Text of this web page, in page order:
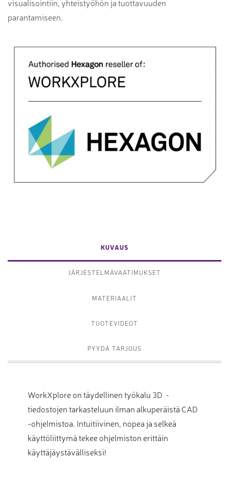
visualisointiin, yhteistyöhön ja tuottavuuden
parantamiseen.
KUVAUS
JÄRJESTELMÄVAATIMUKSET
MATERIAALIT
TUOTEVIDEOT
PYYDÄ TARJOUS
WorkXplore on täydellinen työkalu 3D -
tiedostojen tarkasteluun ilman alkuperäistä CAD
-ohjelmistoa. Intuitiivinen, nopea ja selkeä
käyttöliittymä tekee ohjelmiston erittäin
käyttäjäystävälliseksi!